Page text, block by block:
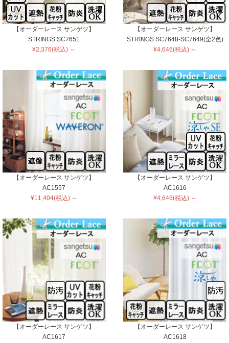
【オーダーレース サンゲツ】
STRINGS SC7651
¥2,376(税込) ～
【オーダーレース サンゲツ】
STRINGS SC7648-SC7649(全2色)
¥4,646(税込) ～
【オーダーレース サンゲツ】
AC1557
¥11,404(税込) ～
【オーダーレース サンゲツ】
AC1616
¥4,646(税込) ～
【オーダーレース サンゲツ】
AC1617
【オーダーレース サンゲツ】
AC1618